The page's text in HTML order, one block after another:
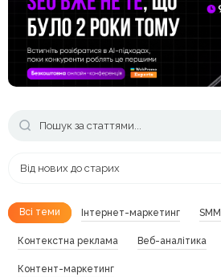
Від нових до старих
Всі теми Інтернет-маркетинг SMM
Контекстна реклама Веб-аналітика
Контент-маркетинг